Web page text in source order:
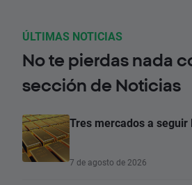
ÚLTIMAS NOTICIAS
No te pierdas nada
sección de Noticias
Tres mercados a
7 de agosto de 2026